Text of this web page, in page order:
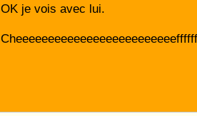
OK je vois avec lui.